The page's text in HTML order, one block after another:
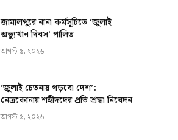
জামালপুরে নানা কর্মসূচিতে ‘জুলাই
অভ্যুত্থান দিবস’ পালিত
আগস্ট ৫, ২০২৬
‘জুলাই চেতনায় গড়বো দেশ’:
নেত্রকোনায় শহীদদের প্রতি শ্রদ্ধা নিবেদন
আগস্ট ৫, ২০২৬